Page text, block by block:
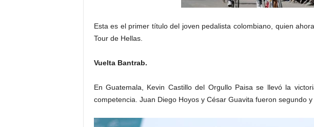
Esta es el primer título del joven pedalista colombiano, quien
Tour de Hellas.
Vuelta Bantrab.
En Guatemala, Kevin Castillo del Orgullo Paisa se llevó la
competencia. Juan Diego Hoyos y César Guavita fueron segundo